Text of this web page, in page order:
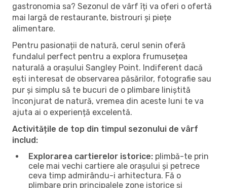
gastronomia sa? Sezonul de vârf îți va oferi o ofertă
mai largă de restaurante, bistrouri și piețe
alimentare.
Pentru pasionații de natură, cerul senin oferă
fundalul perfect pentru a explora frumusețea
naturală a orașului Sangley Point. Indiferent dacă
ești interesat de observarea păsărilor, fotografie sau
pur și simplu să te bucuri de o plimbare liniștită
înconjurat de natură, vremea din aceste luni te va
ajuta ai o experiență excelentă.
Activitățile de top din timpul sezonului de vârf
includ:
Explorarea cartierelor istorice: plimbă-te prin
cele mai vechi cartiere ale orașului și petrece
ceva timp admirându-i arhitectura. Fă o
plimbare prin principalele zone istorice și